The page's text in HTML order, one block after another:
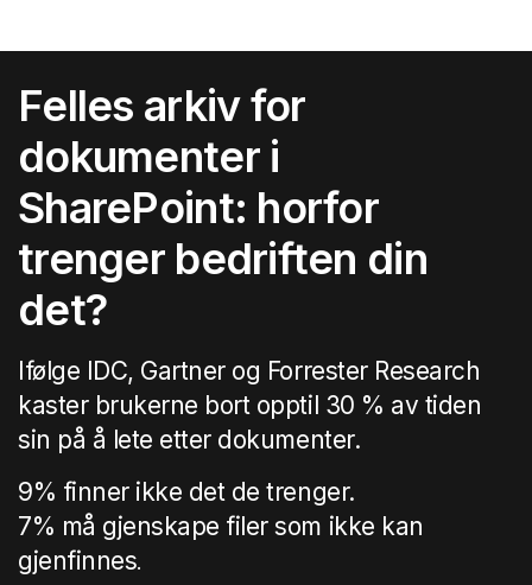
Felles arkiv for
dokumenter i
SharePoint: horfor
trenger bedriften din
det?
Ifølge IDC, Gartner og Forrester Research
kaster brukerne bort opptil 30 % av tiden
sin på å lete etter dokumenter.
9% finner ikke det de trenger.
7% må gjenskape filer som ikke kan
gjenfinnes.